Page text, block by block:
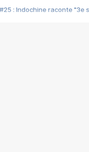
#25 : Indochine raconte "3e